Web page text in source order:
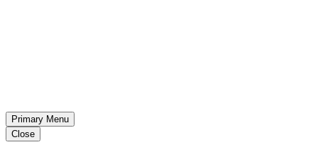
Primary Menu
Close